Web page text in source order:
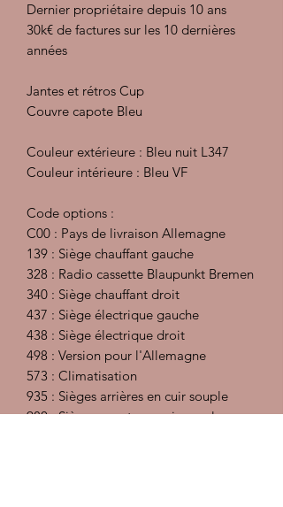
Dernier propriétaire depuis 10 ans
30k€ de factures sur les 10 dernières
années
Jantes et rétros Cup
Couvre capote Bleu
Couleur extérieure : Bleu nuit L347
Couleur intérieure : Bleu VF
Code options :
C00 : Pays de livraison Allemagne
139 : Siège chauffant gauche
328 : Radio cassette Blaupunkt Bremen
340 : Siège chauffant droit
437 : Siège électrique gauche
438 : Siège électrique droit
498 : Version pour l'Allemagne
573 : Climatisation
935 : Sièges arrières en cuir souple
980 : Sièges avants en cuir souple